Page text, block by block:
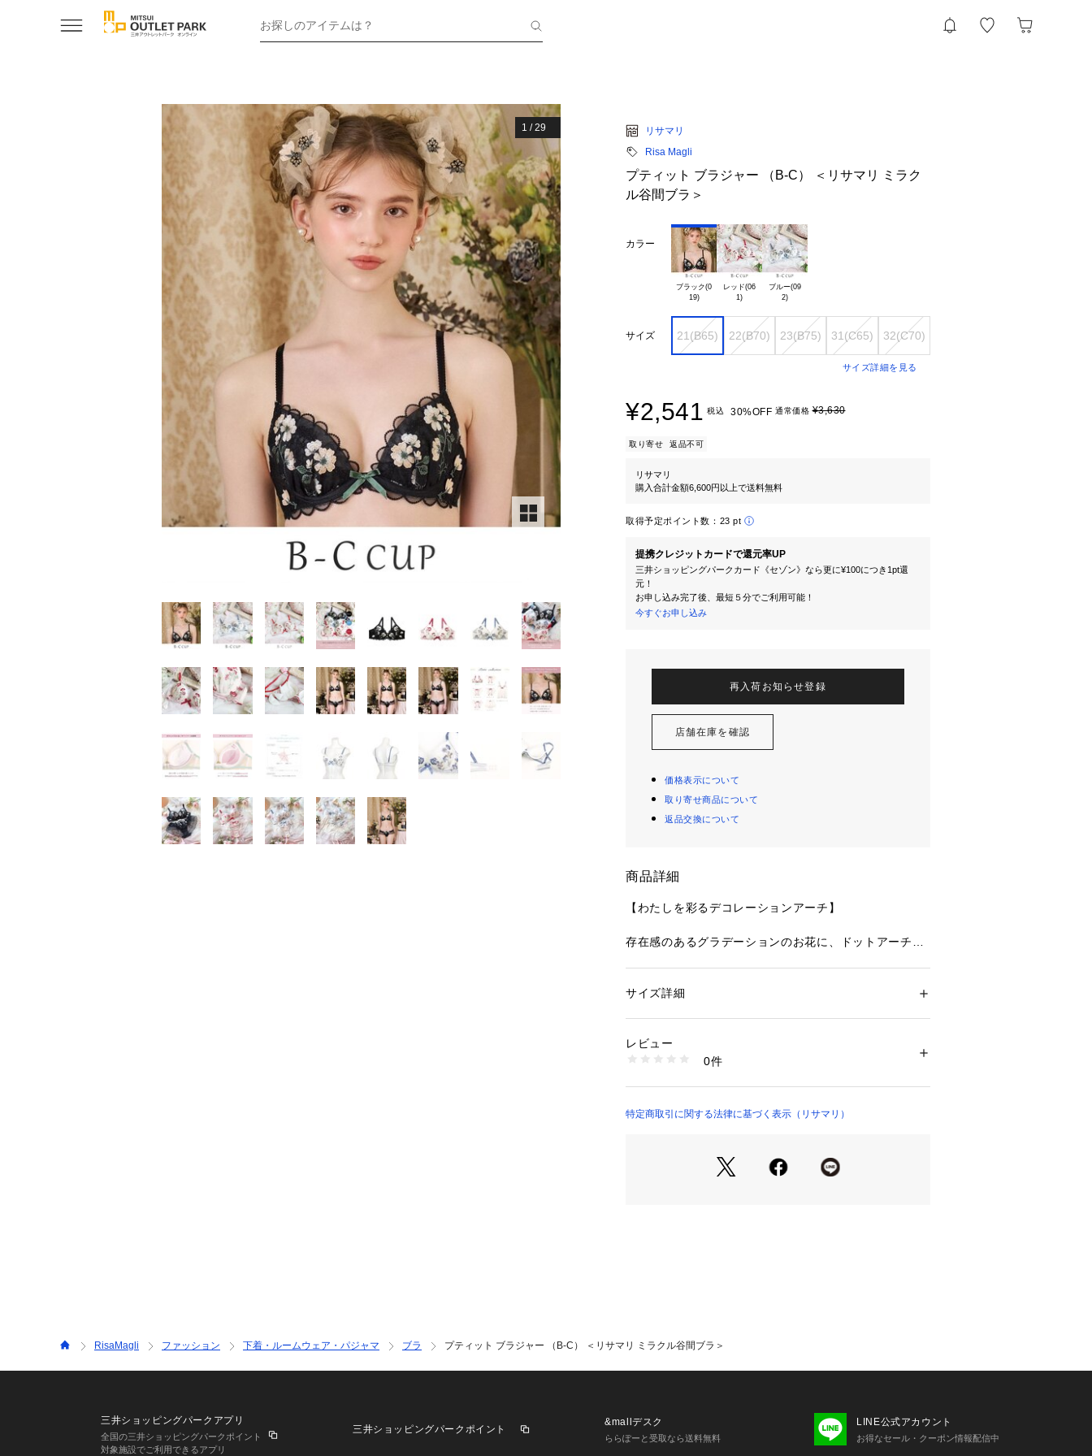
お探しのアイテムは？
1 /29
リサマリ
Risa Magli
プティット ブラジャー （B-C） ＜リサマリ ミラク
ル谷間ブラ＞
カラー
ブラック(0
19)
レッド(06
ブルー(09
サイズ 21(B65) 22(B70) 23(B75) 31(C65) 32(C70)
サイズ詳細を見る
¥2,541 税込 30%OFF 通常価格¥3,630
取り寄せ 返品不可
リサマリ
購入合計金額6,600円以上で送料無料
取得予定ポイント数： 23 pt
提携クレジットカードで還元率UP
三井ショッピングパークカード《セゾン》なら更に¥100につき1pt還
元！
お申し込み完了後、最短５分でご利用可能！
今すぐお申し込み
再入荷お知らせ登録
店舗在庫を確認
価格表示について
取り寄せ商品について
返品交換について
商品詳細
【わたしを彩るデコレーションアーチ】
存在感のあるグラデーションのお花に、ドットアーチの
ザインは、ケミカルアップリケをアシンメトリーに添え
さと奥行き感のある印象に仕上がりました。色展開はガ
ーリーなレッドから、爽やかなブルー、アウターライク
ダブルパッドで2倍の寄せ上げ。前中心が浅めで胸元の
開いたお洋服にもおすすめです。胸からグッと寄せてキ
・ワイヤーあり
・サイドボーンあり（樹脂製）
・ホック：2段×3列
・ストラップ長さ調節可能（一部取り外し不可）
性別：レディース
生産国：中国製
1095900002147
サイズ詳細
レビュー
0件
特定商取引に関する法律に基づく表示（リサマリ）
RisaMagli ファッション 下着・ルームウェア・パジャマ ブラ プティット ブラジャー （B-C） ＜リサマリ ミラクル谷間ブラ＞
三井ショッピングパークアプリ
全国の三井ショッピングパークポイント
対象施設でご利用できるアプリ
三井ショッピングパークポイント
&mallデスク
ららぽーと受取なら送料無料
LINE公式アカウント
お得なセール・クーポン情報配信中